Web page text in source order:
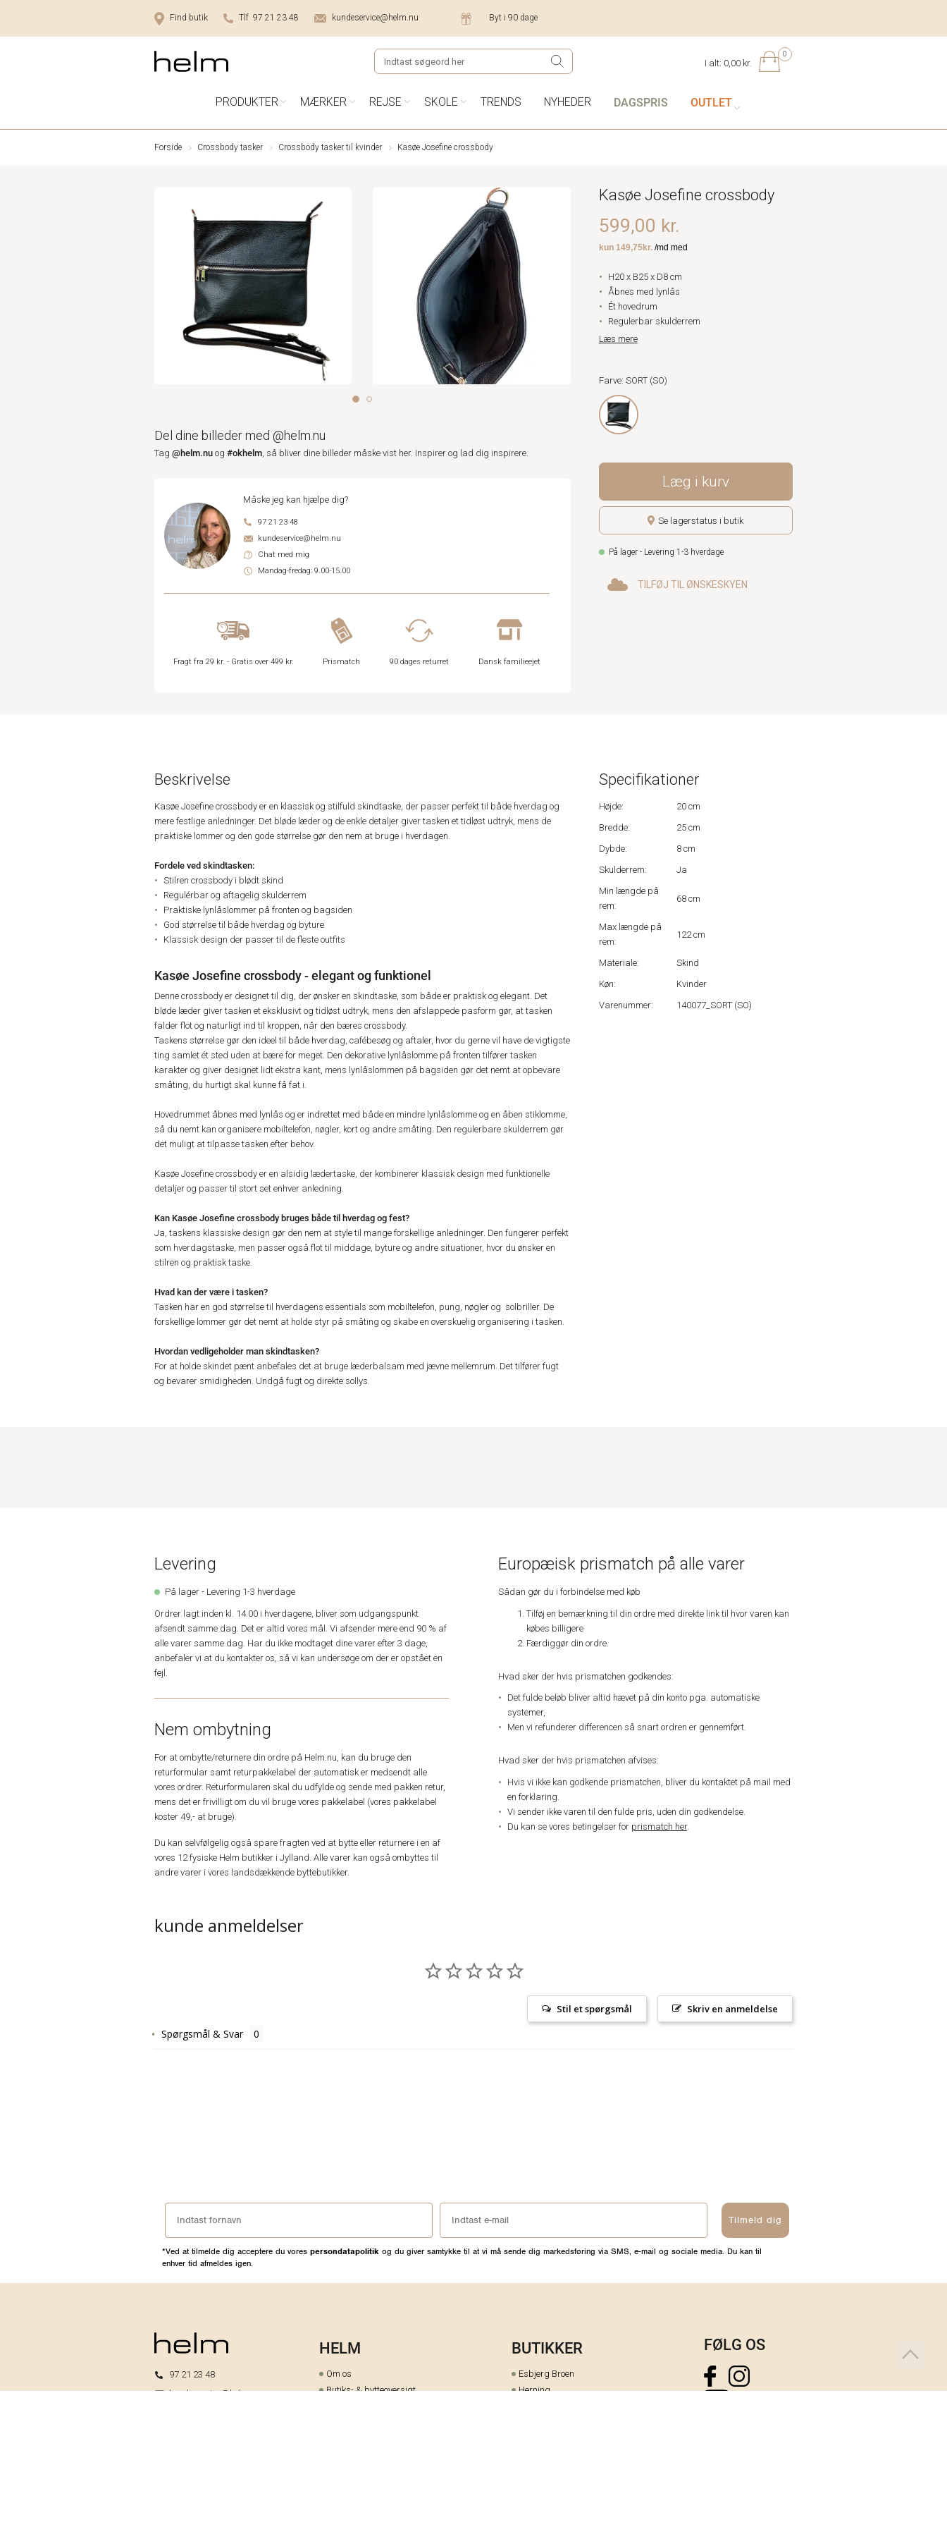
Find butik Tlf 97 21 23 48 kundeservice@helm.nu Byt i 90 dage
0
I alt: 0,00 kr.
PRODUKTER MÆRKER REJSE SKOLE TRENDS NYHEDER DAGSPRIS OUTLET
Forside Crossbody tasker Crossbody tasker til kvinder Kasøe Josefine crossbody
Del dine billeder med @helm.nu
Tag @helm.nu og #okhelm, så bliver dine billeder måske vist her. Inspirer og lad dig inspirere.
Måske jeg kan hjælpe dig?
97 21 23 48
kundeservice@helm.nu
Chat med mig
Mandag-fredag: 9.00-15.00
Fragt fra 29 kr. - Gratis over 499 kr. Prismatch 90 dages returret Dansk familieejet
Kasøe Josefine crossbody
599,00 kr.
H20 x B25 x D8 cm
Åbnes med lynlås
Ét hovedrum
Regulerbar skulderrem
Læs mere
Farve: SORT (SO)
Læg i kurv
Se lagerstatus i butik
På lager - Levering 1-3 hverdage
TILFØJ TIL ØNSKESKYEN
Beskrivelse
Kasøe Josefine crossbody er en klassisk og stilfuld skindtaske, der passer perfekt til både hverdag og
mere festlige anledninger. Det bløde læder og de enkle detaljer giver tasken et tidløst udtryk, mens de
praktiske lommer og den gode størrelse gør den nem at bruge i hverdagen.
Fordele ved skindtasken:
Stilren crossbody i blødt skind
Regulérbar og aftagelig skulderrem
Praktiske lynlåslommer på fronten og bagsiden
God størrelse til både hverdag og byture
Klassisk design der passer til de fleste outfits
Kasøe Josefine crossbody - elegant og funktionel
Denne crossbody er designet til dig, der ønsker en skindtaske, som både er praktisk og elegant. Det
bløde læder giver tasken et eksklusivt og tidløst udtryk, mens den afslappede pasform gør, at tasken
falder flot og naturligt ind til kroppen, når den bæres crossbody.
Taskens størrelse gør den ideel til både hverdag, cafébesøg og aftaler, hvor du gerne vil have de vigtigste
ting samlet ét sted uden at bære for meget. Den dekorative lynlåslomme på fronten tilfører tasken
karakter og giver designet lidt ekstra kant, mens lynlåslommen på bagsiden gør det nemt at opbevare
småting, du hurtigt skal kunne få fat i.
Hovedrummet åbnes med lynlås og er indrettet med både en mindre lynlåslomme og en åben stiklomme,
så du nemt kan organisere mobiltelefon, nøgler, kort og andre småting. Den regulerbare skulderrem gør
det muligt at tilpasse tasken efter behov.
Kasøe Josefine crossbody er en alsidig lædertaske, der kombinerer klassisk design med funktionelle
detaljer og passer til stort set enhver anledning.
Kan Kasøe Josefine crossbody bruges både til hverdag og fest?
Ja, taskens klassiske design gør den nem at style til mange forskellige anledninger. Den fungerer perfekt
som hverdagstaske, men passer også flot til middage, byture og andre situationer, hvor du ønsker en
stilren og praktisk taske.
Hvad kan der være i tasken?
Tasken har en god størrelse til hverdagens essentials som mobiltelefon, pung, nøgler og solbriller. De
forskellige lommer gør det nemt at holde styr på småting og skabe en overskuelig organisering i tasken.
Hvordan vedligeholder man skindtasken?
For at holde skindet pænt anbefales det at bruge læderbalsam med jævne mellemrum. Det tilfører fugt
og bevarer smidigheden. Undgå fugt og direkte sollys.
Specifikationer
Højde:
20 cm
Bredde:
25 cm
Dybde:
8 cm
Skulderrem:
Ja
Min længde på
rem:
68 cm
Max længde på
rem:
122 cm
Materiale:
Skind
Køn:
Kvinder
Varenummer:
140077_SORT (SO)
Levering
På lager - Levering 1-3 hverdage
Ordrer lagt inden kl. 14.00 i hverdagene, bliver som udgangspunkt
afsendt samme dag. Det er altid vores mål. Vi afsender mere end 90 % af
alle varer samme dag. Har du ikke modtaget dine varer efter 3 dage,
anbefaler vi at du kontakter os, så vi kan undersøge om der er opstået en
fejl.
Nem ombytning
For at ombytte/returnere din ordre på Helm.nu, kan du bruge den
returformular samt returpakkelabel der automatisk er medsendt alle
vores ordrer. Returformularen skal du udfylde og sende med pakken retur,
mens det er frivilligt om du vil bruge vores pakkelabel (vores pakkelabel
koster 49,- at bruge).
Du kan selvfølgelig også spare fragten ved at bytte eller returnere i en af
vores 12 fysiske Helm butikker i Jylland. Alle varer kan også ombyttes til
andre varer i vores landsdækkende byttebutikker.
Europæisk prismatch på alle varer
Sådan gør du i forbindelse med køb
Tilføj en bemærkning til din ordre med direkte link til hvor varen kan
købes billigere
Færdiggør din ordre.
Hvad sker der hvis prismatchen godkendes:
Det fulde beløb bliver altid hævet på din konto pga. automatiske
systemer,
Men vi refunderer differencen så snart ordren er gennemført.
Hvad sker der hvis prismatchen afvises:
Hvis vi ikke kan godkende prismatchen, bliver du kontaktet på mail med
en forklaring.
Vi sender ikke varen til den fulde pris, uden din godkendelse.
Du kan se vores betingelser for prismatch her.
kunde anmeldelser
Skriv en anmeldelse
Stil et spørgsmål
Spørgsmål & Svar
Tilmeld dig
*Ved at tilmelde dig acceptere du vores persondatapolitik og du giver samtykke til at vi må sende dig markedsføring via SMS, e-mail og sociale media. Du kan til
enhver tid afmeldes igen.
97 21 23 48
kundeservice@helm.nu
HELM
Om os
Butiks- & bytteoversigt
BUTIKKER
Esbjerg Broen
Herning
FØLG OS